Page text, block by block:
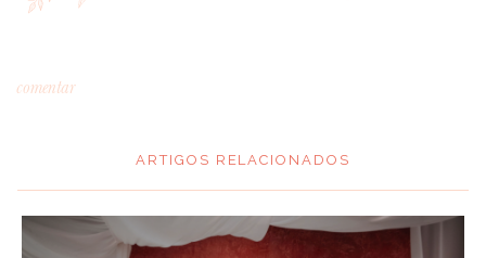
comentar
ARTIGOS RELACIONADOS